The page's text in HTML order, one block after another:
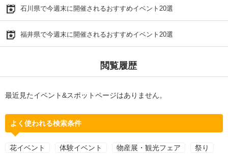
石川県で今週末に開催されるおすすめイベント20選
福井県で今週末に開催されるおすすめイベント20選
閲覧履歴
最近見たイベント&スポットページはありません。
よく使われる検索条件
花イベント 体験イベント 物産展・観光フェア 祭り